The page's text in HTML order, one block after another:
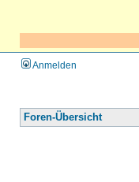
Anmelden
Foren-Übersicht